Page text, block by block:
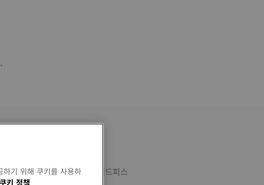
랙 PRX 레더 스트랩(스틸 엔드피스
기 위해 쿠키를 사용하
쿠키 정책